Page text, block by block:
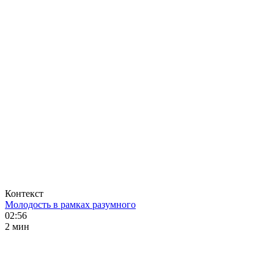
Контекст
Молодость в рамках разумного
02:56
2 мин